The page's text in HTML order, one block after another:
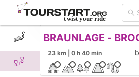
CREATE TOUR
BRAUNLAGE -
23 km | 0 h 40 min